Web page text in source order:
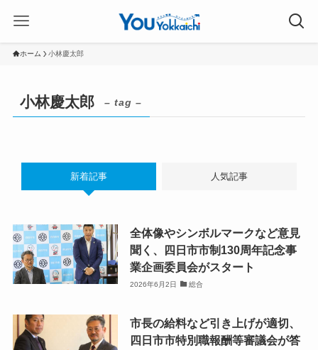
ホーム 小林慶太郎
小林慶太郎 – tag –
新着記事 人気記事
全体像やシンボルマークなど意見
聞く、四日市市制130周年記念事
業企画委員会がスタート
2026年6月2日 総合
市長の給料など引き上げが適切、
四日市市特別職報酬等審議会が答